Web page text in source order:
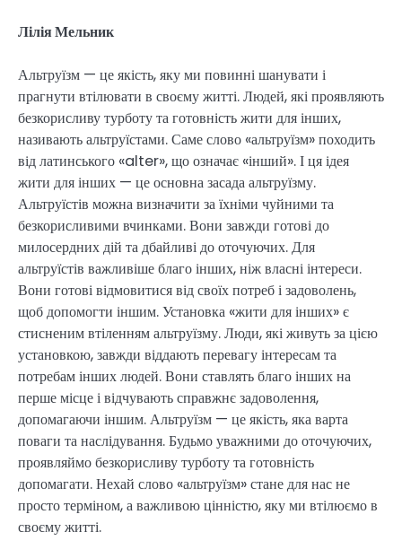
Лілія Мельник
Альтруїзм — це якість, яку ми повинні шанувати і
прагнути втілювати в своєму житті. Людей, які проявляють
безкорисливу турботу та готовність жити для інших,
називають альтруїстами. Саме слово «альтруїзм» походить
від латинського «alter», що означає «інший». І ця ідея
жити для інших — це основна засада альтруїзму.
Альтруїстів можна визначити за їхніми чуйними та
безкорисливими вчинками. Вони завжди готові до
милосердних дій та дбайливі до оточуючих. Для
альтруїстів важливіше благо інших, ніж власні інтереси.
Вони готові відмовитися від своїх потреб і задоволень,
щоб допомогти іншим. Установка «жити для інших» є
стисненим втіленням альтруїзму. Люди, які живуть за цією
установкою, завжди віддають перевагу інтересам та
потребам інших людей. Вони ставлять благо інших на
перше місце і відчувають справжнє задоволення,
допомагаючи іншим. Альтруїзм — це якість, яка варта
поваги та наслідування. Будьмо уважними до оточуючих,
проявляймо безкорисливу турботу та готовність
допомагати. Нехай слово «альтруїзм» стане для нас не
просто терміном, а важливою цінністю, яку ми втілюємо в
своєму житті.